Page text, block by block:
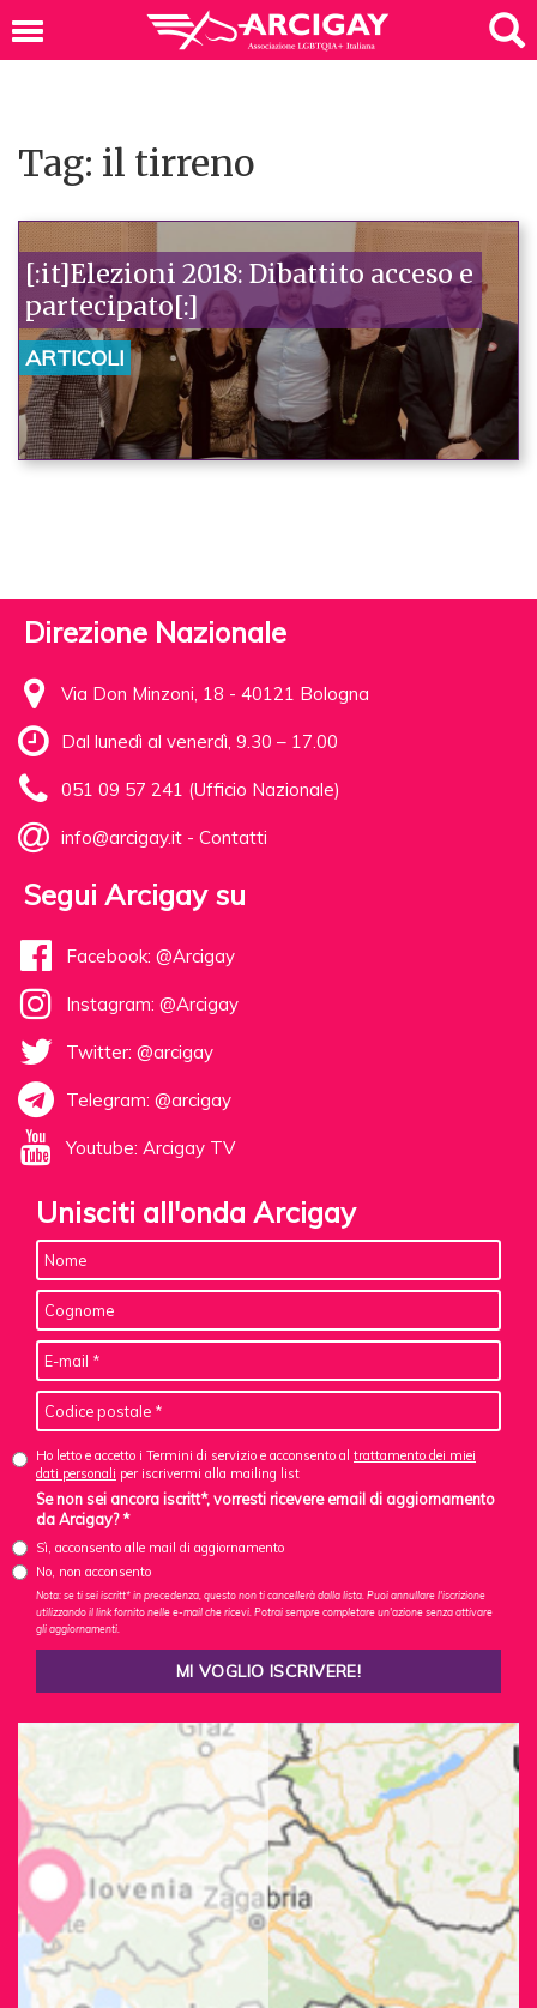
Tag: il tirreno
[:it]Elezioni 2018: Dibattito acceso e
partecipato[:]
ARTICOLI
Direzione Nazionale
Via Don Minzoni, 18 - 40121 Bologna
Dal lunedì al venerdì, 9.30 – 17.00
051 09 57 241 (Ufficio Nazionale)
info@arcigay.it - Contatti
Segui Arcigay su
Facebook: @Arcigay
Instagram: @Arcigay
Twitter: @arcigay
Telegram: @arcigay
Youtube: Arcigay TV
Unisciti all'onda Arcigay
Ho letto e accetto i Termini di servizio e acconsento al trattamento dei miei
dati personali per iscrivermi alla mailing list
Se non sei ancora iscritt*, vorresti ricevere email di aggiornamento
da Arcigay? *
Sì, acconsento alle mail di aggiornamento
No, non acconsento
Nota: se ti sei iscritt* in precedenza, questo non ti cancellerà dalla lista. Puoi annullare l'iscrizione
utilizzando il link fornito nelle e-mail che ricevi. Potrai sempre completare un'azione senza attivare
gli aggiornamenti.